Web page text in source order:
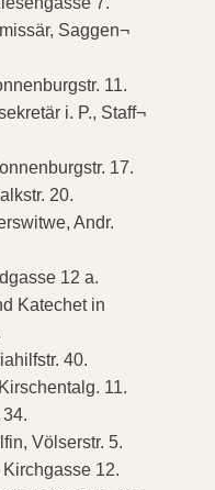
Saggen¬
11.
i. P., Staff¬
17.
20.
Andr.
12 a.
Katechet in
40.
11.
Völserstr. 5.
12.